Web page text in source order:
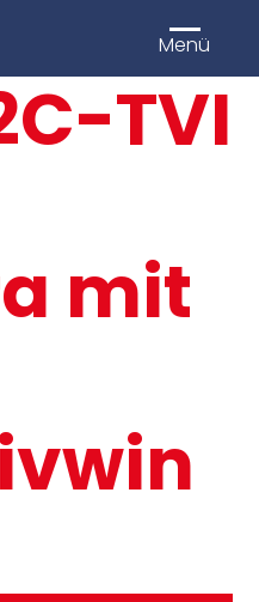
Menü
TVI
mit